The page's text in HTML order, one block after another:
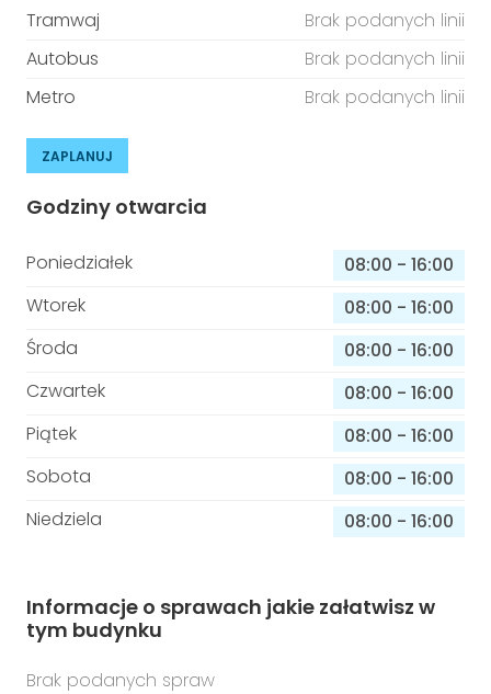
Tramwaj
Brak podanych linii
Autobus
Brak podanych linii
Metro
Brak podanych linii
ZAPLANUJ
Godziny otwarcia
Poniedziałek 08:00 - 16:00
Wtorek
08:00 - 16:00
Środa
08:00 - 16:00
Czwartek
08:00 - 16:00
Piątek
08:00 - 16:00
Sobota
08:00 - 16:00
Niedziela
08:00 - 16:00
Informacje o sprawach jakie załatwisz w
tym budynku
Brak podanych spraw